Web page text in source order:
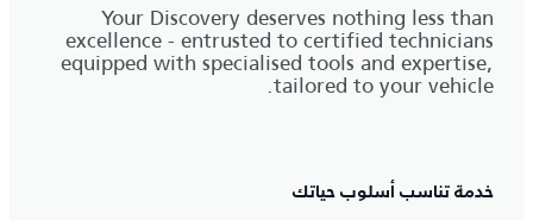
Your Discovery deserves nothing less than
excellence - entrusted to certified technicians
equipped with specialised tools and expertise,
tailored to your vehicle.
خدمة تناسب أسلوب حياتك